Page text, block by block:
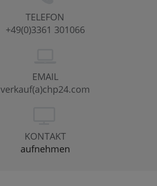
TELEFON
+49(0)3361 301066
EMAIL
verkauf(a)chp24.com
KONTAKT
aufnehmen